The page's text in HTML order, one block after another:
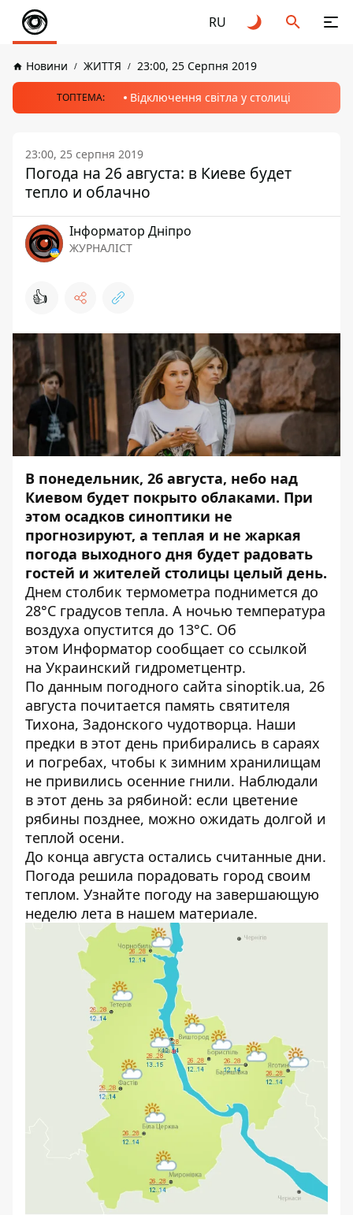
RU
Новини ЖИТТЯ 23:00, 25 Серпня 2019
ТОПТЕМА: Відключення світла у столиці
23:00, 25 серпня 2019
Погода на 26 августа: в Киеве будет
тепло и облачно
Інформатор Дніпро
ЖУРНАЛІСТ
👍
В понедельник, 26 августа, небо над
Киевом будет покрыто облаками. При
этом осадков синоптики не
прогнозируют, а теплая и не жаркая
погода выходного дня будет радовать
гостей и жителей столицы целый день.
Днем столбик термометра поднимется до
28°C градусов тепла. А ночью температура
воздуха опустится до 13°C. Об
этом Информатор сообщает со ссылкой
на Украинский гидрометцентр.
По данным погодного сайта sinoptik.ua, 26
августа почитается память святителя
Тихона, Задонского чудотворца. Наши
предки в этот день прибирались в сараях
и погребах, чтобы к зимним хранилищам
не привились осенние гнили. Наблюдали
в этот день за рябиной: если цветение
рябины позднее, можно ожидать долгой и
теплой осени.
До конца августа остались считанные дни.
Погода решила порадовать город своим
теплом. Узнайте погоду на завершающую
неделю лета в нашем материале.